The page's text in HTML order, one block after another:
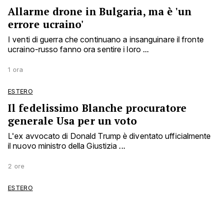
Allarme drone in Bulgaria, ma è 'un
errore ucraino'
I venti di guerra che continuano a insanguinare il fronte
ucraino-russo fanno ora sentire i loro ...
1 ora
ESTERO
Il fedelissimo Blanche procuratore
generale Usa per un voto
L'ex avvocato di Donald Trump è diventato ufficialmente
il nuovo ministro della Giustizia ...
2 ore
ESTERO